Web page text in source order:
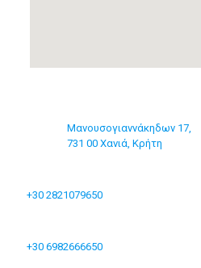
Μανουσογιαννάκηδων 17,
731 00 Χανιά, Κρήτη
+30 2821079650
+30 6982666650